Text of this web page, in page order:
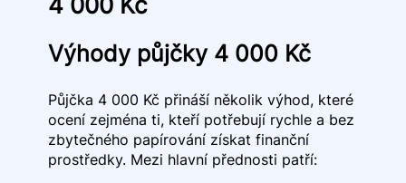
Výhody půjčky 4 000 Kč
Půjčka 4 000 Kč přináší několik výhod, které
ocení zejména ti, kteří potřebují rychle a bez
zbytečného papírování získat finanční
prostředky. Mezi hlavní přednosti patří: